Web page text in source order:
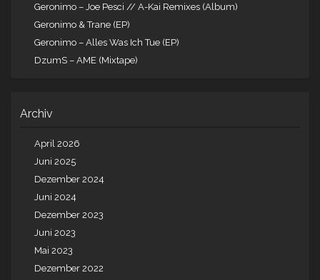
Geronimo – Joe Pesci // A-Kai Remixes (Album)
Geronimo & Trane (EP)
Geronimo – Alles Was Ich Tue (EP)
DzumS – AME (Mixtape)
Archiv
April 2026
Juni 2025
Dezember 2024
Juni 2024
Dezember 2023
Juni 2023
Mai 2023
Dezember 2022